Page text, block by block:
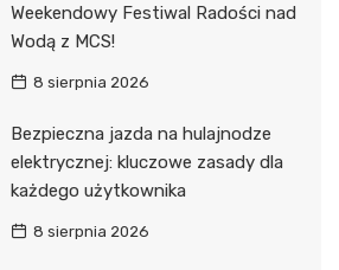
Weekendowy Festiwal Radości nad
Wodą z MCS!
8 sierpnia 2026
Bezpieczna jazda na hulajnodze
elektrycznej: kluczowe zasady dla
każdego użytkownika
8 sierpnia 2026